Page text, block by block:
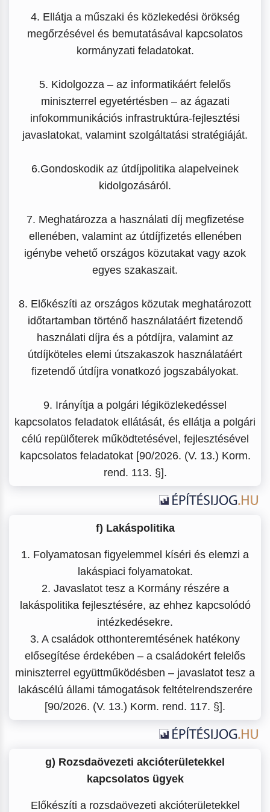
4. Ellátja a műszaki és közlekedési örökség
megőrzésével és bemutatásával kapcsolatos
kormányzati feladatokat.
5. Kidolgozza – az informatikáért felelős
miniszterrel egyetértésben – az ágazati
infokommunikációs infrastruktúra-fejlesztési
javaslatokat, valamint szolgáltatási stratégiáját.
6.Gondoskodik az útdíjpolitika alapelveinek
kidolgozásáról.
7. Meghatározza a használati díj megfizetése
ellenében, valamint az útdíjfizetés ellenében
igénybe vehető országos közutakat vagy azok
egyes szakaszait.
8. Előkészíti az országos közutak meghatározott
időtartamban történő használatáért fizetendő
használati díjra és a pótdíjra, valamint az
útdíjköteles elemi útszakaszok használatáért
fizetendő útdíjra vonatkozó jogszabályokat.
9. Irányítja a polgári légiközlekedéssel
kapcsolatos feladatok ellátását, és ellátja a polgári
célú repülőterek működtetésével, fejlesztésével
kapcsolatos feladatokat [90/2026. (V. 13.) Korm.
rend. 113. §].
f) Lakáspolitika
1. Folyamatosan figyelemmel kíséri és elemzi a
lakáspiaci folyamatokat.
2. Javaslatot tesz a Kormány részére a
lakáspolitika fejlesztésére, az ehhez kapcsolódó
intézkedésekre.
3. A családok otthonteremtésének hatékony
elősegítése érdekében – a családokért felelős
miniszterrel együttműködésben – javaslatot tesz a
lakáscélú állami támogatások feltételrendszerére
[90/2026. (V. 13.) Korm. rend. 117. §].
g) Rozsdaövezeti akcióterületekkel
kapcsolatos ügyek
Előkészíti a rozsdaövezeti akcióterületekkel